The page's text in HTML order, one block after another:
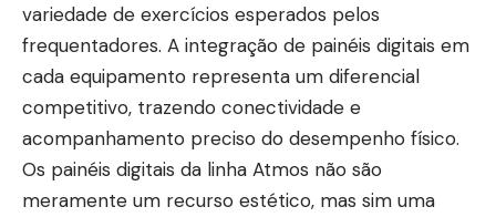
variedade de exercícios esperados pelos
frequentadores. A integração de painéis digitais em
cada equipamento representa um diferencial
competitivo, trazendo conectividade e
acompanhamento preciso do desempenho físico.
Os painéis digitais da linha Atmos não são
meramente um recurso estético, mas sim uma